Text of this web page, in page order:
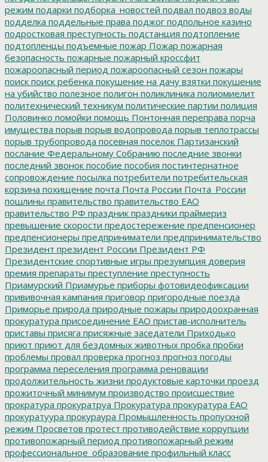
режим подарки подборка_новостей подвал подвоз воды
подделка поддельные права поджог подпольное казино
подростковая преступность подстанция подтопление
подтопленцы подъемные пожар Пожар пожарная
безопасность пожарные пожарный кроссфит
пожароопасный период пожароопасный сезон пожары
поиск поиск ребенка покушение на дачу взятки покушение
на убийство полезное полигон поликлиника полиомиелит
политехнический техникум политические партии полиция
Половинко помойки помощь Понтонная переправа порча
имущества порыв порыв водопровода порыв теплотрассы
порыв трубопровода посевная поселок Партизанский
послание Федеральному Собранию последние звонки
последний звонок пособие пособия постинтернатное
сопровождение посылка потребители потребительская
корзина похищение почта Почта России Почта_России
пошлины правительство правительство ЕАО
правительство РФ праздник праздники праймериз
превышение скорости предостережение предпенсионер
предпенсионеры предприниматели предпринимательство
Президент президент России Президент РФ
Президентские спортивные игры презумпция доверия
премия препараты преступление преступность
Приамурский Приамурье приборы фотовидеофиксации
прививочная кампания приговор пригородные поезда
Приморье природа природные пожары природоохранная
прокуратура присоединение ЕАО пристав-исполнитель
приставы присяга присяжные заседатели Приходько
приют приют для бездомных животных пробка пробки
проблемы провал проверка прогноз прогноз погоды
программа переселения программа реновации
продолжительность жизни продуктовые карточки проезд
прожиточный минимум производство происшествие
прократура прокуратруа Прокуратура прокуратура ЕАО
прокуратуура прокураура Промышленность пропускной
режим Просветов протест противодействие коррупции
противопожарный период противопожарный режим
профессиональное_образование профильный класс